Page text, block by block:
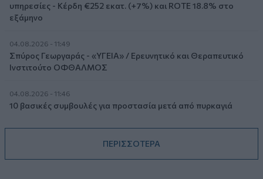
υπηρεσίες - Κέρδη €252 εκατ. (+7%) και ROTE 18.8% στο
εξάμηνο
04.08.2026 - 11:49
Σπύρος Γεωργαράς - «ΥΓΕΙΑ» / Ερευνητικό και Θεραπευτικό
Ινστιτούτο ΟΦΘΑΛΜΟΣ
04.08.2026 - 11:46
10 βασικές συμβουλές για προστασία μετά από πυρκαγιά
ΠΕΡΙΣΣΟΤΕΡΑ